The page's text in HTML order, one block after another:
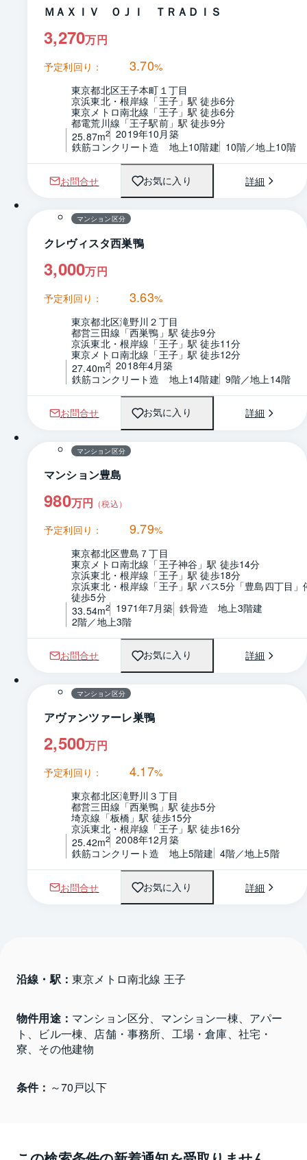
ＭＡＸＩＶ ＯＪＩ ＴＲＡＤＩＳ
3,270万円
予定利回り： 3.70%
東京都北区王子本町１丁目
京浜東北・根岸線「王子」駅 徒歩6分
東京メトロ南北線「王子」駅 徒歩6分
都電荒川線「王子駅前」駅 徒歩9分
25.87m2 2019年10月築
鉄筋コンクリート造　地上10階建 10階／地上10階
お問合せ お気に入り 詳細
1 / 0 間取り
マンション区分
クレヴィスタ西巣鴨
3,000万円
予定利回り： 3.63%
東京都北区滝野川２丁目
都営三田線「西巣鴨」駅 徒歩9分
京浜東北・根岸線「王子」駅 徒歩11分
東京メトロ南北線「王子」駅 徒歩12分
27.40m2 2018年4月築
鉄筋コンクリート造　地上14階建 9階／地上14階
お問合せ お気に入り 詳細
1 / 0 間取り
マンション区分
マンション豊島
980万円 （税込）
予定利回り： 9.79%
東京都北区豊島７丁目
東京メトロ南北線「王子神谷」駅 徒歩14分
京浜東北・根岸線「王子」駅 徒歩18分
京浜東北・根岸線「王子」駅 バス5分「豊島四丁目」
徒歩5分
33.54m2 1971年7月築 鉄骨造　地上3階建
2階／地上3階
お問合せ お気に入り 詳細
1 / 0 間取り
マンション区分
アヴァンツァーレ巣鴨
2,500万円
予定利回り： 4.17%
東京都北区滝野川３丁目
都営三田線「西巣鴨」駅 徒歩5分
埼京線「板橋」駅 徒歩15分
京浜東北・根岸線「王子」駅 徒歩16分
25.42m2 2008年12月築
鉄筋コンクリート造　地上5階建 4階／地上5階
お問合せ お気に入り 詳細
沿線・駅： 東京メトロ南北線 王子
物件用途： マンション区分、マンション一棟、アパー
ト、ビル一棟、店舗・事務所、工場・倉庫、社宅・
寮、その他建物
条件： ～70戸以下